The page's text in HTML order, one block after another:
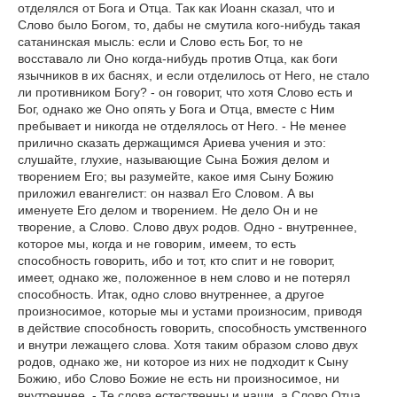
отделялся от Бога и Отца. Так как Иоанн сказал, что и
Слово было Богом, то, дабы не смутила кого-нибудь такая
сатанинская мысль: если и Слово есть Бог, то не
восставало ли Оно когда-нибудь против Отца, как боги
язычников в их баснях, и если отделилось от Него, не стало
ли противником Богу? - он говорит, что хотя Слово есть и
Бог, однако же Оно опять у Бога и Отца, вместе с Ним
пребывает и никогда не отделялось от Него. - Не менее
прилично сказать держащимся Ариева учения и это:
слушайте, глухие, называющие Сына Божия делом и
творением Его; вы разумейте, какое имя Сыну Божию
приложил евангелист: он назвал Его Словом. А вы
именуете Его делом и творением. Не дело Он и не
творение, а Слово. Слово двух родов. Одно - внутреннее,
которое мы, когда и не говорим, имеем, то есть
способность говорить, ибо и тот, кто спит и не говорит,
имеет, однако же, положенное в нем слово и не потерял
способность. Итак, одно слово внутреннее, а другое
произносимое, которые мы и устами произносим, приводя
в действие способность говорить, способность умственного
и внутри лежащего слова. Хотя таким образом слово двух
родов, однако же, ни которое из них не подходит к Сыну
Божию, ибо Слово Божие не есть ни произносимое, ни